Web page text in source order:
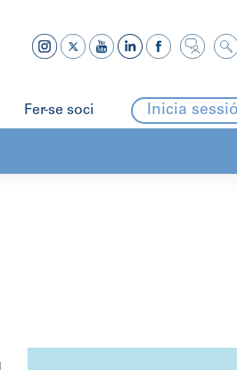
Fer-se soci Inicia sessió